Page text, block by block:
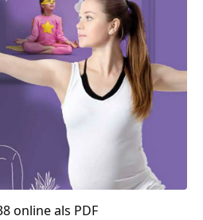
online als PDF